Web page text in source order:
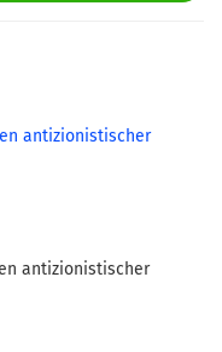
antizionistischer